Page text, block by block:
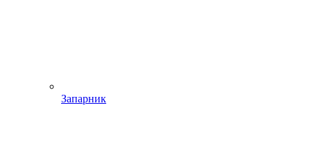
Запарник